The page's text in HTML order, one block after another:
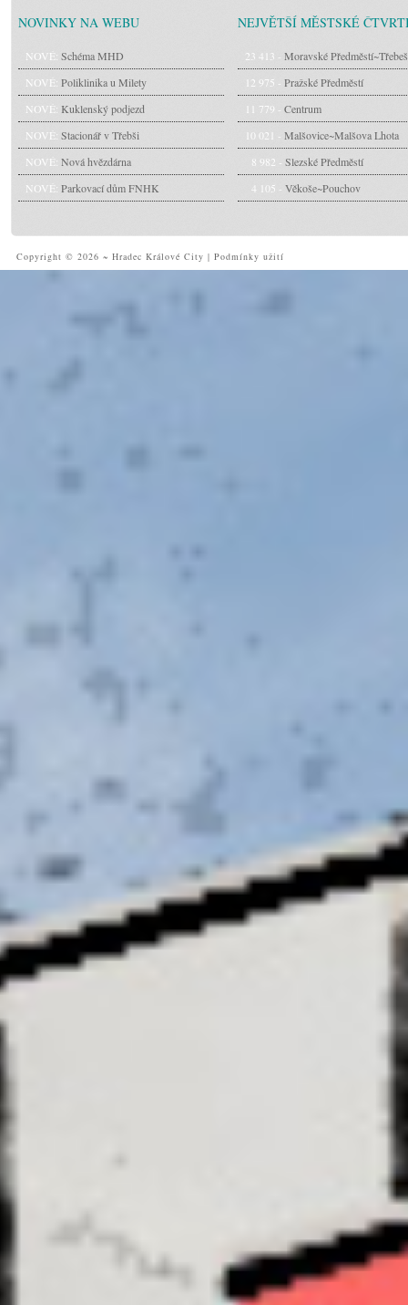
NOVINKY NA WEBU
NOVÉ: Schéma MHD
NOVÉ: Poliklinika u Milety
NOVÉ: Kuklenský podjezd
NOVÉ: Stacionář v Třebši
NOVÉ: Nová hvězdárna
NOVÉ: Parkovací dům FNHK
NEJVĚTŠÍ MĚSTSKÉ
23 413 - Moravské Předměstí~Třebeš
12 975 - Pražské Předměstí
11 779 - Centrum
10 021 - Malšovice~Malšova Lhota
8 982 - Slezské Předměstí
4 105 - Věkoše~Pouchov
Copyright © 2026 ~ Hradec Králové City | Podmínky užití